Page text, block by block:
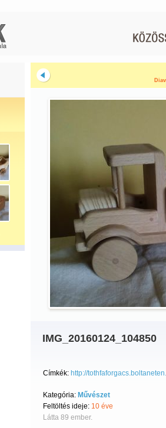
IMG_20160124_104850
Címkék: http://
Kategória: Művészet
Feltöltés ideje: 10 éve
Látta 89 ember.